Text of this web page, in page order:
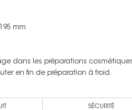
mm
dans les préparations
en fin de préparation à froid.
SÉCURITÉ